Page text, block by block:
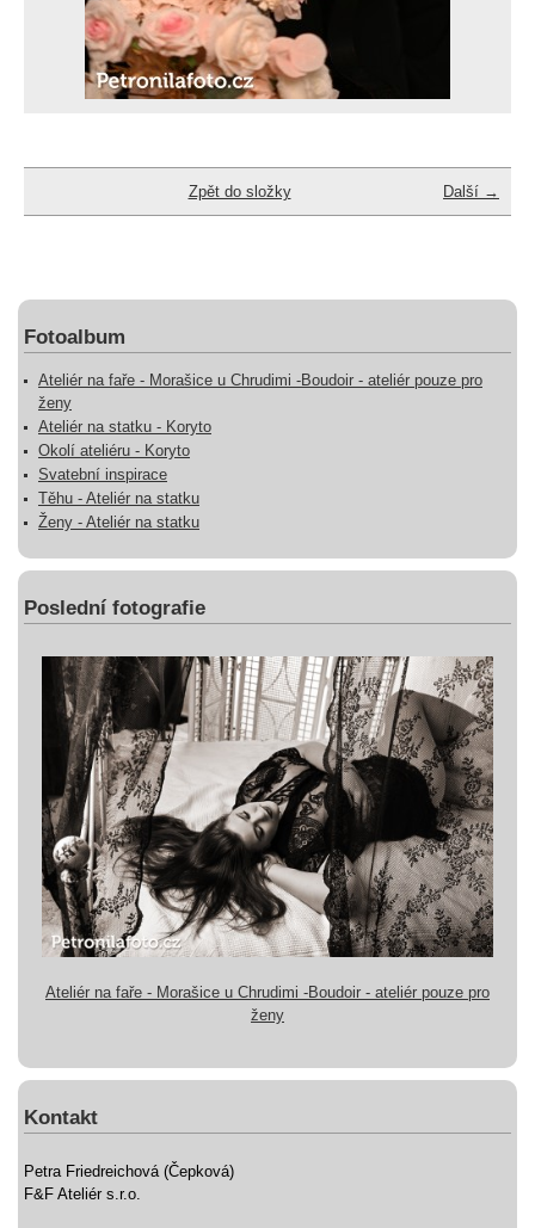
Další →
Zpět do složky
Fotoalbum
Ateliér na faře - Morašice u Chrudimi -Boudoir - ateliér pouze pro
ženy
Ateliér na statku - Koryto
Okolí ateliéru - Koryto
Svatební inspirace
Těhu - Ateliér na statku
Ženy - Ateliér na statku
Poslední fotografie
Ateliér na faře - Morašice u Chrudimi -Boudoir - ateliér pouze pro
ženy
Kontakt
Petra Friedreichová (Čepková)
F&F Ateliér s.r.o.